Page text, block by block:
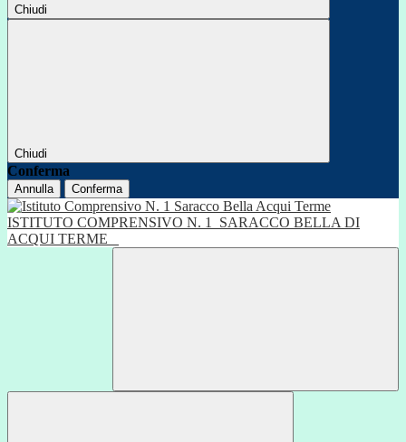
Chiudi
Chiudi
Conferma
Annulla Conferma
ISTITUTO COMPRENSIVO N. 1
SARACCO BELLA DI
ACQUI TERME